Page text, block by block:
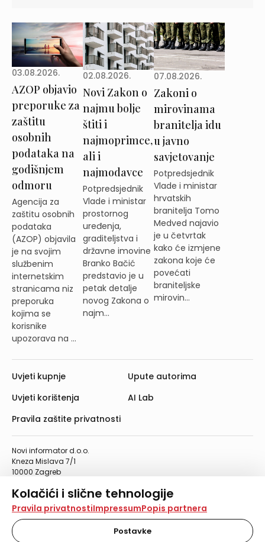
Kolačići i slične tehnologije
Na našoj web stranici koristimo kolačiće i slične
tehnologije za pohranu, čitanje i obradu informacija na
vašem uređaju. Time poboljšavamo korisničko iskustvo,
analiziramo promet na stranici te prikazujemo sadržaje i
Pravila privatnostiImpressumPopis partnera
Postavke
03.08.2026.
AZOP objavio
preporuke za
zaštitu
osobnih
podataka na
godišnjem
odmoru
Agencija za
zaštitu osobnih
podataka
(AZOP) objavila
je na svojim
službenim
internetskim
stranicama niz
preporuka
kojima se
korisnike
upozorava na ...
02.08.2026.
Novi Zakon o
najmu bolje
štiti i
najmoprimce,
ali i
najmodavce
Potpredsjednik
Vlade i ministar
prostornog
uređenja,
graditeljstva i
državne imovine
Branko Bačić
predstavio je u
petak detalje
novog Zakona o
najm...
07.08.2026.
Zakoni o
mirovinama
branitelja idu
u javno
savjetovanje
Potpredsjednik
Vlade i ministar
hrvatskih
branitelja Tomo
Medved najavio
je u četvrtak
kako će izmjene
zakona koje će
povećati
braniteljske
mirovin...
Novi informator d.o.o.
Kneza Mislava 7/1
10000 Zagreb
Telefaks: 01/4612-553
info@informator.hr
PRATITE NAS:
Uvjeti kupnje
Uvjeti korištenja
Pravila zaštite privatnosti
Upute autorima
AI Lab